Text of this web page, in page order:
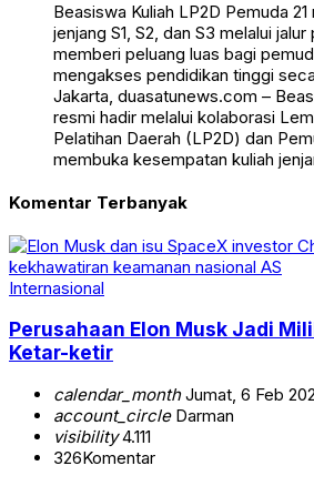
Beasiswa Kuliah LP2D Pemuda
jenjang S1, S2, dan S3 melalui
memberi peluang luas bagi
mengakses pendidikan tinggi
Jakarta, duasatunews.com –
resmi hadir melalui kolaborasi
Pelatihan Daerah (LP2D) dan
membuka kesempatan kuliah
Komentar Terbanyak
Internasional
Perusahaan Elon Musk Jadi
Ketar-ketir
calendar_monthJumat, 6 Feb
account_circleDarman
visibility4.111
326Komentar